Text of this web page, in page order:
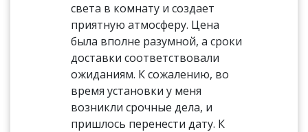
света в комнату и создает
приятную атмосферу. Цена
была вполне разумной, а сроки
доставки соответствовали
ожиданиям. К сожалению, во
время установки у меня
возникли срочные дела, и
пришлось перенести дату. К